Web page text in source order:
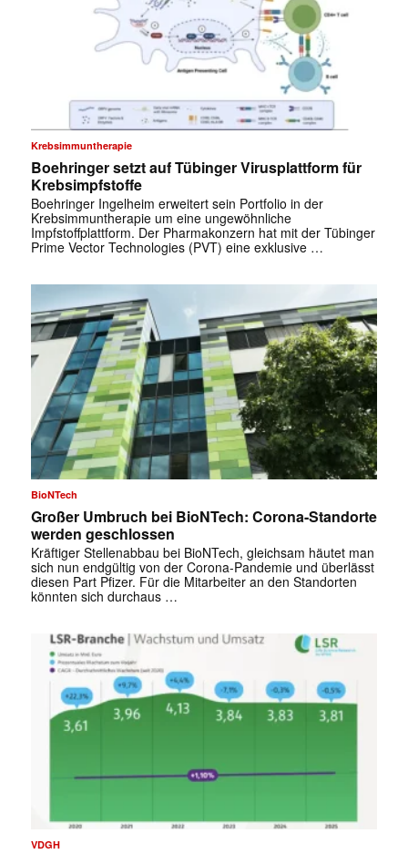
✕
Krebsimmuntherapie
Boehringer setzt auf Tübinger Virusplattform für
Krebsimpfstoffe
Boehringer Ingelheim erweitert sein Portfolio in der
Krebsimmuntherapie um eine ungewöhnliche
Impfstoffplattform. Der Pharmakonzern hat mit der Tübinger
Prime Vector Technologies (PVT) eine exklusive …
BioNTech
Großer Umbruch bei BioNTech: Corona-Standorte
werden geschlossen
Kräftiger Stellenabbau bei BioNTech, gleichsam häutet man
sich nun endgültig von der Corona-Pandemie und überlässt
diesen Part Pfizer. Für die Mitarbeiter an den Standorten
könnten sich durchaus …
VDGH